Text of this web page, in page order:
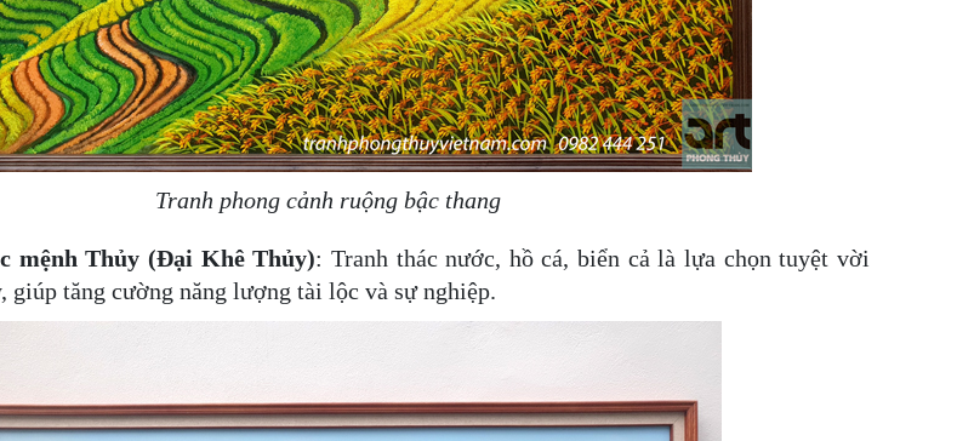
Tranh phong cảnh ruộng bậc thang
mệnh Thủy (Đại Khê Thủy): Tranh thác nước, hồ cá, biển cả là lựa chọn tuyệt vời
giúp tăng cường năng lượng tài lộc và sự nghiệp.